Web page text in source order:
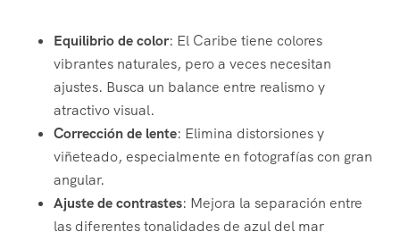
Equilibrio de color: El Caribe tiene colores
vibrantes naturales, pero a veces necesitan
ajustes. Busca un balance entre realismo y
atractivo visual.
Corrección de lente: Elimina distorsiones y
viñeteado, especialmente en fotografías con gran
angular.
Ajuste de contrastes: Mejora la separación entre
las diferentes tonalidades de azul del mar